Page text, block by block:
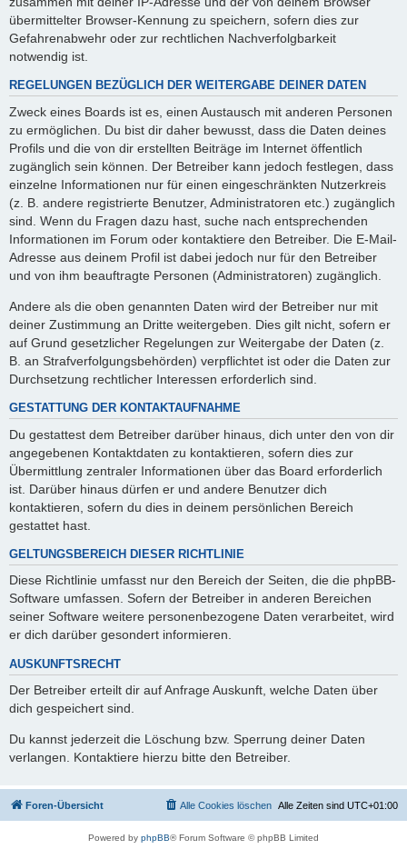
übermittelter Browser-Kennung zu speichern, sofern dies zur
Gefahrenabwehr oder zur rechtlichen Nachverfolgbarkeit
notwendig ist.
REGELUNGEN BEZÜGLICH DER WEITERGABE DEINER DATEN
Zweck eines Boards ist es, einen Austausch mit anderen Personen
zu ermöglichen. Du bist dir daher bewusst, dass die Daten deines
Profils und die von dir erstellten Beiträge im Internet öffentlich
zugänglich sein können. Der Betreiber kann jedoch festlegen, dass
einzelne Informationen nur für einen eingeschränkten Nutzerkreis
(z. B. andere registrierte Benutzer, Administratoren etc.) zugänglich
sind. Wenn du Fragen dazu hast, suche nach entsprechenden
Informationen im Forum oder kontaktiere den Betreiber. Die E-Mail-
Adresse aus deinem Profil ist dabei jedoch nur für den Betreiber
und von ihm beauftragte Personen (Administratoren) zugänglich.
Andere als die oben genannten Daten wird der Betreiber nur mit
deiner Zustimmung an Dritte weitergeben. Dies gilt nicht, sofern er
auf Grund gesetzlicher Regelungen zur Weitergabe der Daten (z.
B. an Strafverfolgungsbehörden) verpflichtet ist oder die Daten zur
Durchsetzung rechtlicher Interessen erforderlich sind.
GESTATTUNG DER KONTAKTAUFNAHME
Du gestattest dem Betreiber darüber hinaus, dich unter den von dir
angegebenen Kontaktdaten zu kontaktieren, sofern dies zur
Übermittlung zentraler Informationen über das Board erforderlich
ist. Darüber hinaus dürfen er und andere Benutzer dich
kontaktieren, sofern du dies in deinem persönlichen Bereich
gestattet hast.
GELTUNGSBEREICH DIESER RICHTLINIE
Diese Richtlinie umfasst nur den Bereich der Seiten, die die phpBB-
Software umfassen. Sofern der Betreiber in anderen Bereichen
seiner Software weitere personenbezogene Daten verarbeitet, wird
er dich darüber gesondert informieren.
AUSKUNFTSRECHT
Der Betreiber erteilt dir auf Anfrage Auskunft, welche Daten über
dich gespeichert sind.
Du kannst jederzeit die Löschung bzw. Sperrung deiner Daten
verlangen. Kontaktiere hierzu bitte den Betreiber.
Foren-Übersicht Alle Zeiten sind UTC+01:00
Alle Cookies löschen
Powered by phpBB® Forum Software © phpBB Limited